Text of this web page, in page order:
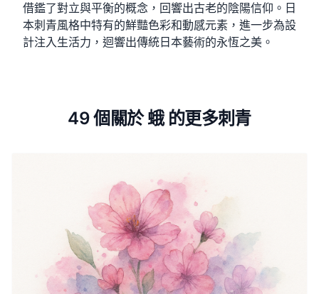
借鑑了對立與平衡的概念，回響出古老的陰陽信仰。日
本刺青風格中特有的鮮豔色彩和動感元素，進一步為設
計注入生活力，迴響出傳統日本藝術的永恆之美。
49 個關於 蛾 的更多刺青